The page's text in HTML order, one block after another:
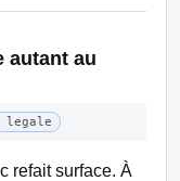
autant au
legale
refait surface. À